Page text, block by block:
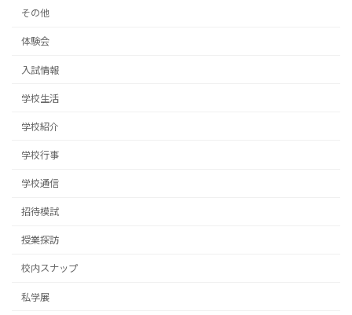
その他
体験会
入試情報
学校生活
学校紹介
学校行事
学校通信
招待模試
授業探訪
校内スナップ
私学展